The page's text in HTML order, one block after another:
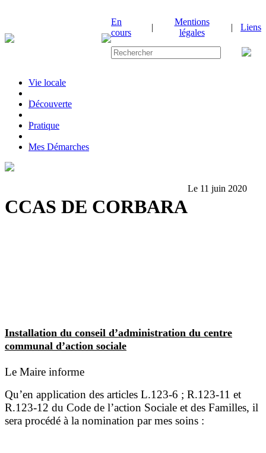
En
cours
|
Mentions
légales
| Liens
Vie locale
|Découverte
|Pratique
|Mes Démarches
CCAS DE CORBARA
Le 11 juin 2020
Installation du conseil d’administration du centre
communal d’action sociale
Le Maire informe
Qu’en application des articles L.123-6 ; R.123-11 et
R.123-12 du Code de l’action Sociale et des Familles, il
sera procédé à la nomination par mes soins :